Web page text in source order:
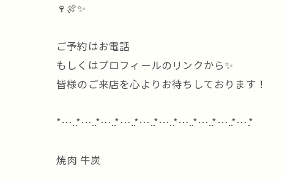
🍷🍖✨
ご予約はお電話
もしくはプロフィールのリンクから✨
皆様のご来店を心よりお待ちしております！
*…..*…..*…..*…..*…..*…..*…..*…..*…..*….*
焼肉 牛炭